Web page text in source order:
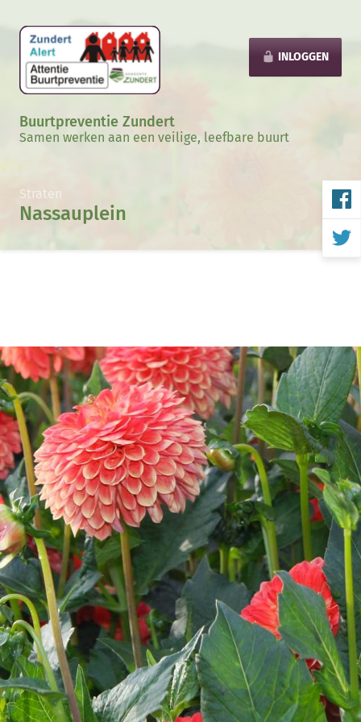
INLOGGEN
Buurtpreventie Zundert
Samen werken aan een veilige, leefbare buurt
Straten
Nassauplein